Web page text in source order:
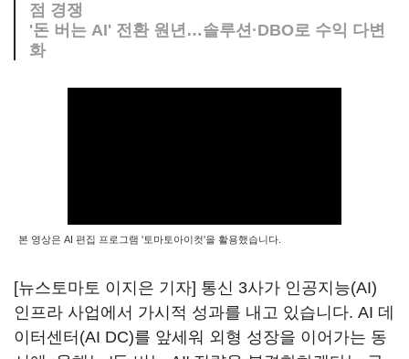
점 경쟁
'돈 버는 AI' 전환 원년…솔루션·DBO로 수익 다변
화
본 영상은 AI 편집 프로그램 '토마토아이컷'을 활용했습니다.
[뉴스토마토 이지은 기자] 통신 3사가 인공지능(AI)
인프라 사업에서 가시적 성과를 내고 있습니다. AI 데
이터센터(AI DC)를 앞세워 외형 성장을 이어가는 동